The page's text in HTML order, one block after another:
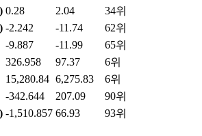
0.28 2.04
34위
-2.242 -11.74
62위
-9.887 -11.99
65위
326.958 97.37
6위
15,280.84 6,275.83
6위
-342.644 207.09
90위
-1,510.857 66.93 93위